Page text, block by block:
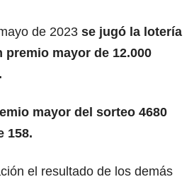
de 2023 se jugó la lotería
premio mayor de 12.000
mayor del sorteo 4680
158.
el resultado de los demás